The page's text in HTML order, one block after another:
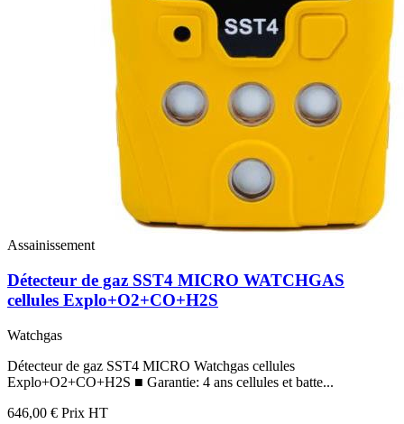
Assainissement
Détecteur de gaz SST4 MICRO WATCHGAS
cellules Explo+O2+CO+H2S
Watchgas
Détecteur de gaz SST4 MICRO Watchgas cellules
Explo+O2+CO+H2S ■ Garantie: 4 ans cellules et batte...
646,00 € Prix HT